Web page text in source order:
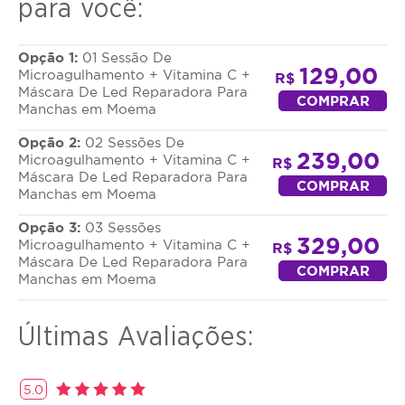
para você:
Opção 1: 01 Sessão De
Microagulhamento + Vitamina C +
Máscara De Led Reparadora Para
Manchas em Moema
R$ 129,00
COMPRAR
Opção 2: 02 Sessões De
Microagulhamento + Vitamina C +
Máscara De Led Reparadora Para
Manchas em Moema
R$ 239,00
COMPRAR
Opção 3: 03 Sessões
Microagulhamento + Vitamina C +
Máscara De Led Reparadora Para
Manchas em Moema
R$ 329,00
COMPRAR
Últimas Avaliações:
5.0